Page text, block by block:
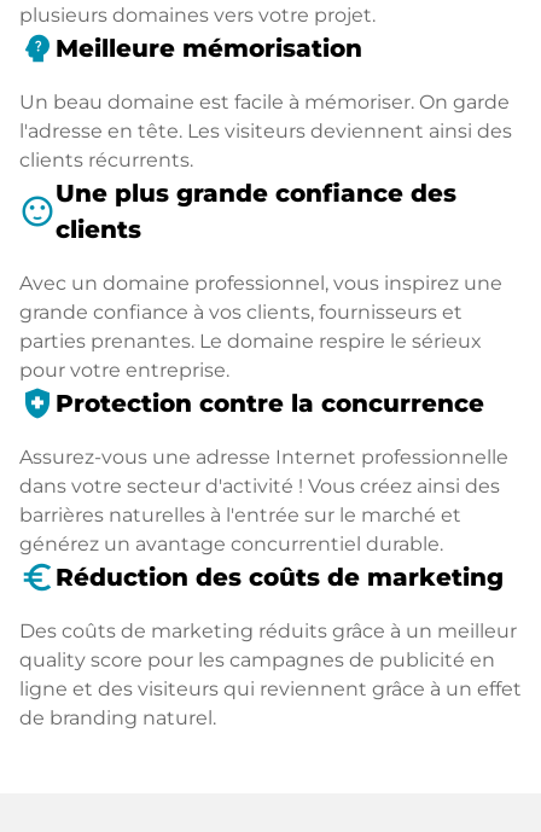
plusieurs domaines vers votre projet.
psychology_alt Meilleure mémorisation
Un beau domaine est facile à mémoriser. On garde
l'adresse en tête. Les visiteurs deviennent ainsi des
clients récurrents.
sentiment_satisfiedUne plus grande confiance des
clients
Avec un domaine professionnel, vous inspirez une
grande confiance à vos clients, fournisseurs et
parties prenantes. Le domaine respire le sérieux
pour votre entreprise.
health_and_safety Protection contre la concurrence
Assurez-vous une adresse Internet professionnelle
dans votre secteur d'activité ! Vous créez ainsi des
barrières naturelles à l'entrée sur le marché et
générez un avantage concurrentiel durable.
euro_symbol Réduction des coûts de marketing
Des coûts de marketing réduits grâce à un meilleur
quality score pour les campagnes de publicité en
ligne et des visiteurs qui reviennent grâce à un effet
de branding naturel.